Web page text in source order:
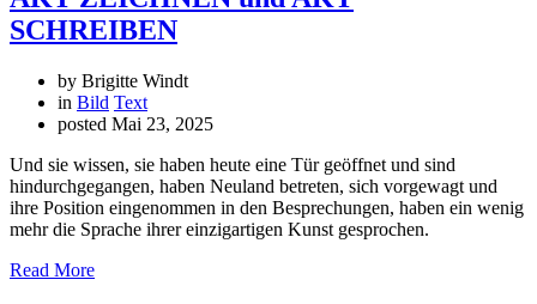
SCHREIBEN
by Brigitte Windt
in Bild Text
posted Mai 23, 2025
Und sie wissen, sie haben heute eine Tür geöffnet und sind
hindurchgegangen, haben Neuland betreten, sich vorgewagt und
ihre Position eingenommen in den Besprechungen, haben ein wenig
mehr die Sprache ihrer einzigartigen Kunst gesprochen.
Read More